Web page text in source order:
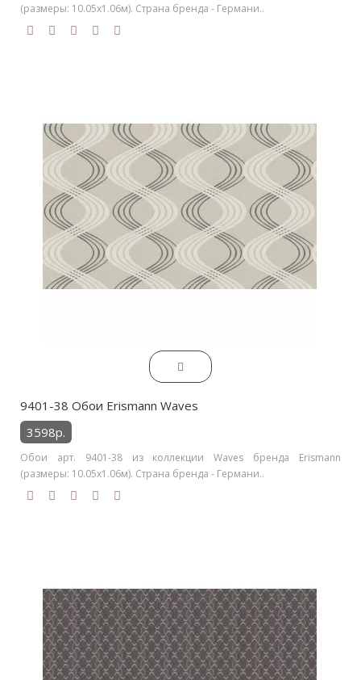
(размеры: 10.05х1.06м). Страна бренда - Германи..
9401-38 Обои Erismann Waves
3598р.
Обои арт. 9401-38 из коллекции Waves бренда Erismann
(размеры: 10.05х1.06м). Страна бренда - Германи..